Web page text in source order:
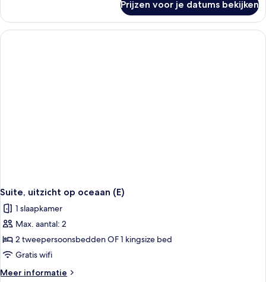
suite,
kamers
met
Prijzen voor je datums bekijken
Suite, uitzicht op oceaan (E)
1 slaapkamer
Max. aantal: 2
2 tweepersoonsbedden OF 1 kingsize bed
Gratis wifi
Meer informatie
Meer